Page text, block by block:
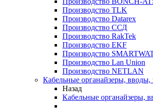
Производство TLK
Производство Datarex
Производство ССД
Производство RakTek
Производство EKF
Производство
Производство Lan Union
Производство NETLAN
Кабельные органайзеры, вводы,
Назад
Кабельные органайзеры,